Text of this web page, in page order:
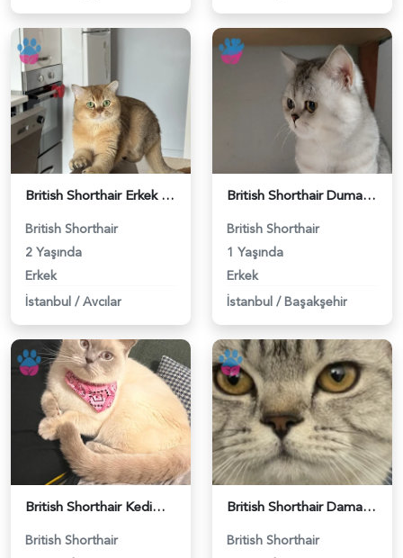
British Shorthair Erkek Kızgınlıkta - 118984651
British Shorthair
2 Yaşında
Erkek
İstanbul / Avcılar
British Shorthair Duma Eş Arıyorum - 118984650
British Shorthair
1 Yaşında
Erkek
İstanbul / Başakşehir
British Shorthair Kedime Eş Arıyorum - 118984649
British Shorthair
British Shorthair Damadımıza Gelin Arıyoruz - 118984627
British Shorthair